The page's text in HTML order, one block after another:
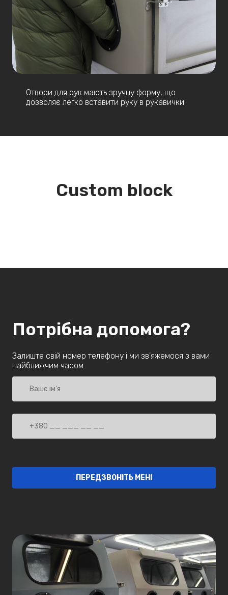
Отвори для рук мають зручну форму, що
дозволяє легко вставити руку в рукавички
Custom block
Потрібна допомога?
Залиште свій номер телефону і ми зв'яжемося з вами
найближчим часом.
ПЕРЕДЗВОНІТЬ МЕНІ